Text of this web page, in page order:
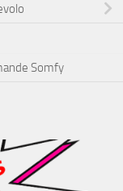
Somfy